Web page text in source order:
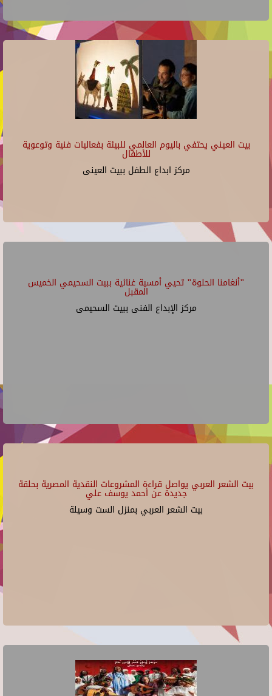
بيت العيني يحتفي باليوم العالمي للبيئة بفعاليات فنية وتوعوية
للأطفال
مركز ابداع الطفل ببيت العينى
"أنغامنا الحلوة" تحيي أمسية غنائية ببيت السحيمي الخميس
المقبل
مركز الإبداع الفنى ببيت السحيمى
بيت الشعر العربي يواصل قراءة المشروعات النقدية المصرية بحلقة
جديدة عن أحمد يوسف علي
بيت الشعر العربي بمنزل الست وسيلة